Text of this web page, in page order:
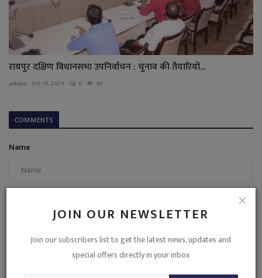
JOIN OUR NEWSLETTER
Join our subscribers list to get the latest news, updates and
special offers directly in your inbox
रायपुर दक्षिण विधानसभा उपनिर्वाचन : चुनाव की तैयारियों...
admin Oct 19, 2024 0 98
COMMENTS
Name
Comment